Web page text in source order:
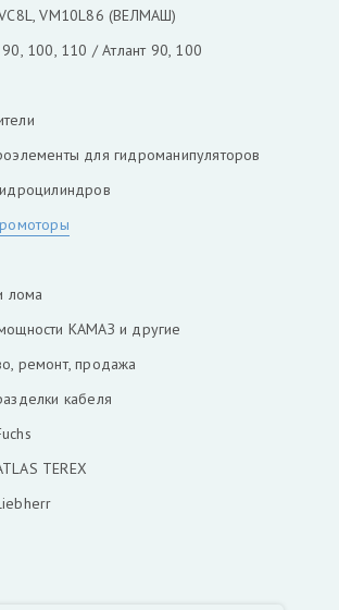
VM10L86 (ВЕЛМАШ)
100, 110 / Атлант 90, 100
для гидроманипуляторов
лома
КАМАЗ и другие
ремонт, продажа
кабеля
TEREX